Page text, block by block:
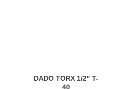
DADO TORX 1/2" T-
40